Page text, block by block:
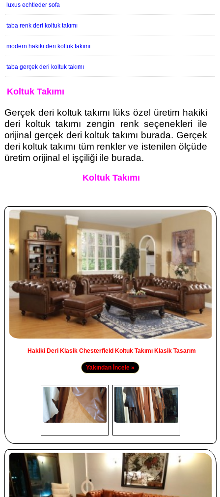
luxus echtleder sofa
taba renk deri koltuk takımı
modern hakiki deri koltuk takımı
taba gerçek deri koltuk takımı
Koltuk Takımı
Gerçek deri koltuk takımı lüks özel üretim hakiki
deri koltuk takımı zengin renk seçenekleri ile
orijinal gerçek deri koltuk takımı burada. Gerçek
deri koltuk takımı tüm renkler ve istenilen ölçüde
üretim orijinal el işçiliği ile burada.
Koltuk Takımı
Hakiki Deri Klasik Chesterfield Koltuk Takımı Klasik Tasarım
Yakından İncele »